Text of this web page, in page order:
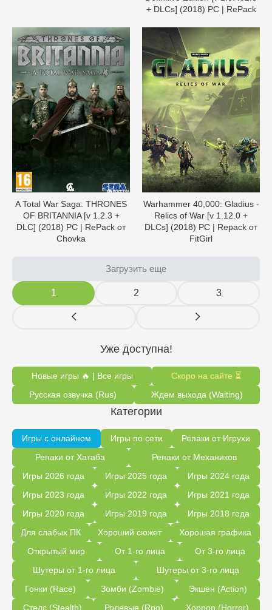
+ DLCs] (2018) PC | RePack
A Total War Saga: THRONES
OF BRITANNIA [v 1.2.3 +
DLC] (2018) PC | RePack от
Chovka
Warhammer 40,000: Gladius -
Relics of War [v 1.12.0 +
DLCs] (2018) PC | Repack от
FitGirl
Загрузить еще
1 2 3
Уже доступна!
Новые игры 🔥 | Все игры
Скоро на сайте ⏳
Русская озвучка (Rus)
Ждем выхода (Waiting)
Категории
Игры с онлайном Игры по сети
Репаки от Игрухи
Репаки от Хатаба
Репаки от Механиков
Игры 2026 года
Игры 2025 года
Игры 2024 года
Игры 2023 года
Игры 2022 года
Игры 2021 года
Игры 2020 года
Игры 2019 года
Игры 2018 года
Для слабых ПК
Хороший сюжет
Хорошая графика
Открытый мир
От 1-го лица
От 3-го лица
Шутеры от 1-го лица
Шутеры от 3-го лица
Гонки (Race)
Зомби (Zombie)
Экшен (Action)
Стелс (Stealth)
Ролевые (Rpg) Хоррор (Horror)